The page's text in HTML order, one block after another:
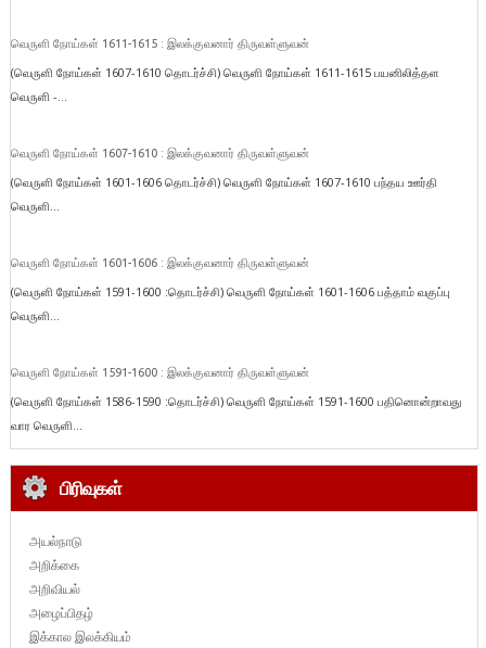
வெருளி நோய்கள் 1611-1615 : இலக்குவனார் திருவள்ளுவன்
(வெருளி நோய்கள் 1607-1610 தொடர்ச்சி) வெருளி நோய்கள் 1611-1615 பயனிலித்தள
வெருளி -...
வெருளி நோய்கள் 1607-1610 : இலக்குவனார் திருவள்ளுவன்
(வெருளி நோய்கள் 1601-1606 தொடர்ச்சி) வெருளி நோய்கள் 1607-1610 பந்தய ஊர்தி
வெருளி...
வெருளி நோய்கள் 1601-1606 : இலக்குவனார் திருவள்ளுவன்
(வெருளி நோய்கள் 1591-1600 :தொடர்ச்சி) வெருளி நோய்கள் 1601-1606 பத்தாம் வகுப்பு
வெருளி...
வெருளி நோய்கள் 1591-1600 : இலக்குவனார் திருவள்ளுவன்
(வெருளி நோய்கள் 1586-1590 :தொடர்ச்சி) வெருளி நோய்கள் 1591-1600 பதினொன்றாவது
வார வெருளி...
பிரிவுகள்
அயல்நாடு
அறிக்கை
அறிவியல்
அழைப்பிதழ்
இக்கால இலக்கியம்